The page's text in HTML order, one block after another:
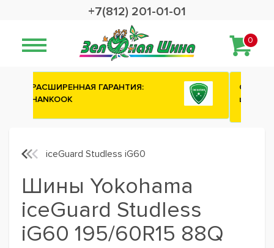
+7(812) 201-01-01
0
Сashback 2500 рублей на зимние
шины ATTAR
iceGuard Studless iG60
Шины Yokohama
iceGuard Studless
iG60 195/60R15 88Q